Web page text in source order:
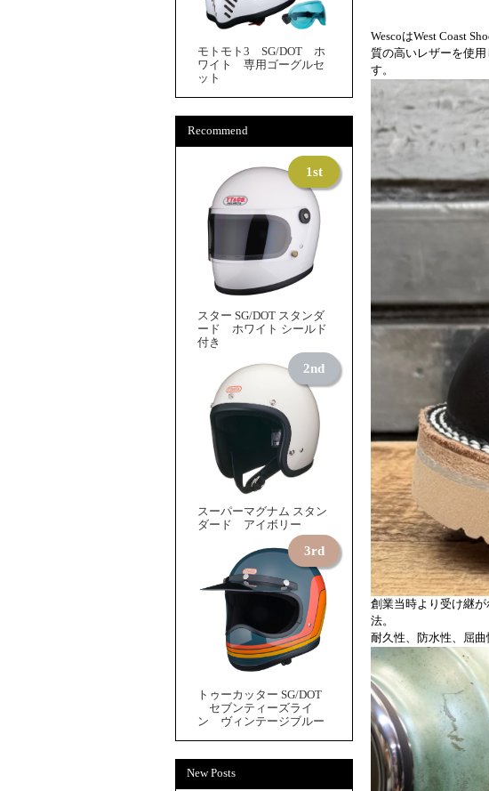
モトモト3 SG/DOT ホ
ワイト 専用ゴーグルセ
ット
Recommend
スター SG/DOT スタンダ
ード ホワイト シールド
付き
スーパーマグナム スタン
ダード アイボリー
トゥーカッター SG/DOT
セブンティーズライ
ン ヴィンテージブルー
New Posts
WescoはWest Coast
質の高いレザーを使
す。
創業当時より受け継
法。
耐久性、防水性、屈曲